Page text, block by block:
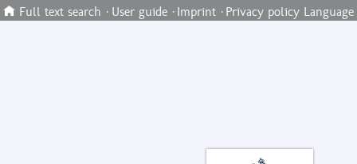
Full text search · User guide· Imprint· Privacy policy Language